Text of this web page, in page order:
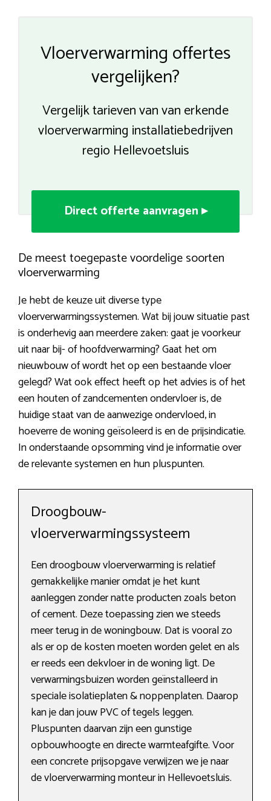
Vloerverwarming offertes
vergelijken?
Vergelijk tarieven van van erkende
vloerverwarming installatiebedrijven
regio Hellevoetsluis
Direct offerte aanvragen ▸
De meest toegepaste voordelige soorten
vloerverwarming
Je hebt de keuze uit diverse type
vloerverwarmingssystemen. Wat bij jouw situatie past
is onderhevig aan meerdere zaken: gaat je voorkeur
uit naar bij- of hoofdverwarming? Gaat het om
nieuwbouw of wordt het op een bestaande vloer
gelegd? Wat ook effect heeft op het advies is of het
een houten of zandcementen ondervloer is, de
huidige staat van de aanwezige ondervloed, in
hoeverre de woning geïsoleerd is en de prijsindicatie.
In onderstaande opsomming vind je informatie over
de relevante systemen en hun pluspunten.
Droogbouw-
vloerverwarmingssysteem
Een droogbouw vloerverwarming is relatief
gemakkelijke manier omdat je het kunt
aanleggen zonder natte producten zoals beton
of cement. Deze toepassing zien we steeds
meer terug in de woningbouw. Dat is vooral zo
als er op de kosten moeten worden gelet en als
er reeds een dekvloer in de woning ligt. De
verwarmingsbuizen worden geïnstalleerd in
speciale isolatieplaten & noppenplaten. Daarop
kan je dan jouw PVC of tegels leggen.
Pluspunten daarvan zijn een gunstige
opbouwhoogte en directe warmteafgifte. Voor
een concrete prijsopgave verwijzen we je naar
de vloerverwarming monteur in Hellevoetsluis.